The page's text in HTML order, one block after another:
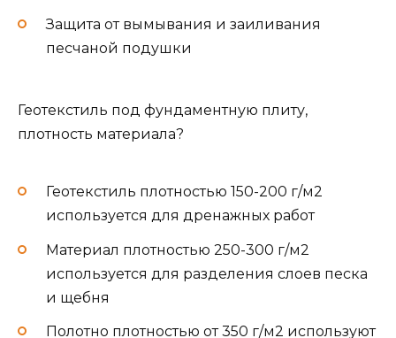
Защита от вымывания и заиливания
песчаной подушки
Геотекстиль под фундаментную плиту,
плотность материала?
Геотекстиль плотностью 150-200 г/м2
используется для дренажных работ
Материал плотностью 250-300 г/м2
используется для разделения слоев песка
и щебня
Полотно плотностью от 350 г/м2 используют